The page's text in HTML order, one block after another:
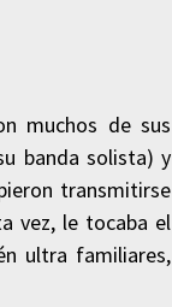
muchos de sus
banda solista) y
transmitirse
vez, le tocaba el
ultra familiares,